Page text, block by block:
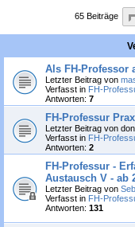
65 Beiträge
Als FH-Professor
Letzter Beitrag von
Verfasst in FH-
Antworten: 7
FH-Professur
Letzter Beitrag von
Verfasst in FH-
Antworten: 2
FH-Professur -
Austausch V - ab
Letzter Beitrag von
Verfasst in FH-
Antworten: 131